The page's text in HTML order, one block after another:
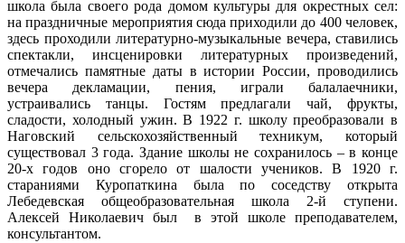
школа была своего рода домом культуры для окрестных сел:
на праздничные мероприятия сюда приходили до 400 человек,
здесь проходили литературно-музыкальные вечера, ставились
спектакли, инсценировки литературных произведений,
отмечались памятные даты в истории России, проводились
вечера декламации, пения, играли балалаечники,
устраивались танцы. Гостям предлагали чай, фрукты,
сладости, холодный ужин. В 1922 г. школу преобразовали в
Наговский сельскохозяйственный техникум, который
существовал 3 года. Здание школы не сохранилось – в конце
20-х годов оно сгорело от шалости учеников. В 1920 г.
стараниями Куропаткина была по соседству открыта
Лебедевская общеобразовательная школа 2-й ступени.
Алексей Николаевич был в этой школе преподавателем,
консультантом.